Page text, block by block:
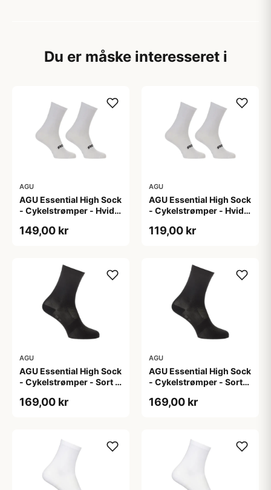
Du er måske interesseret i
AGU
AGU Essential High Sock
- Cykelstrømper - Hvid -
149,00 kr
AGU
AGU Essential High Sock
- Cykelstrømper - Hvid -
119,00 kr
AGU
AGU Essential High Sock
- Cykelstrømper - Sort -
169,00 kr
AGU
AGU Essential High Sock
- Cykelstrømper - Sort-
169,00 kr